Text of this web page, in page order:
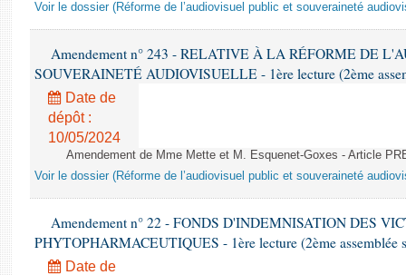
Voir le dossier (Réforme de l’audiovisuel public et souveraineté
Amendement n° 243 - RELATIVE À LA RÉFORME DE
SOUVERAINETÉ AUDIOVISUELLE - 1ère lecture (2ème
Date de
dépôt :
10/05/2024
Amendement de Mme Mette et M. Esquenet-Goxes - Article
Voir le dossier (Réforme de l’audiovisuel public et souveraineté
Amendement n° 22 - FONDS D'INDEMNISATION DES
PHYTOPHARMACEUTIQUES - 1ère lecture (2ème assemblée
Date de